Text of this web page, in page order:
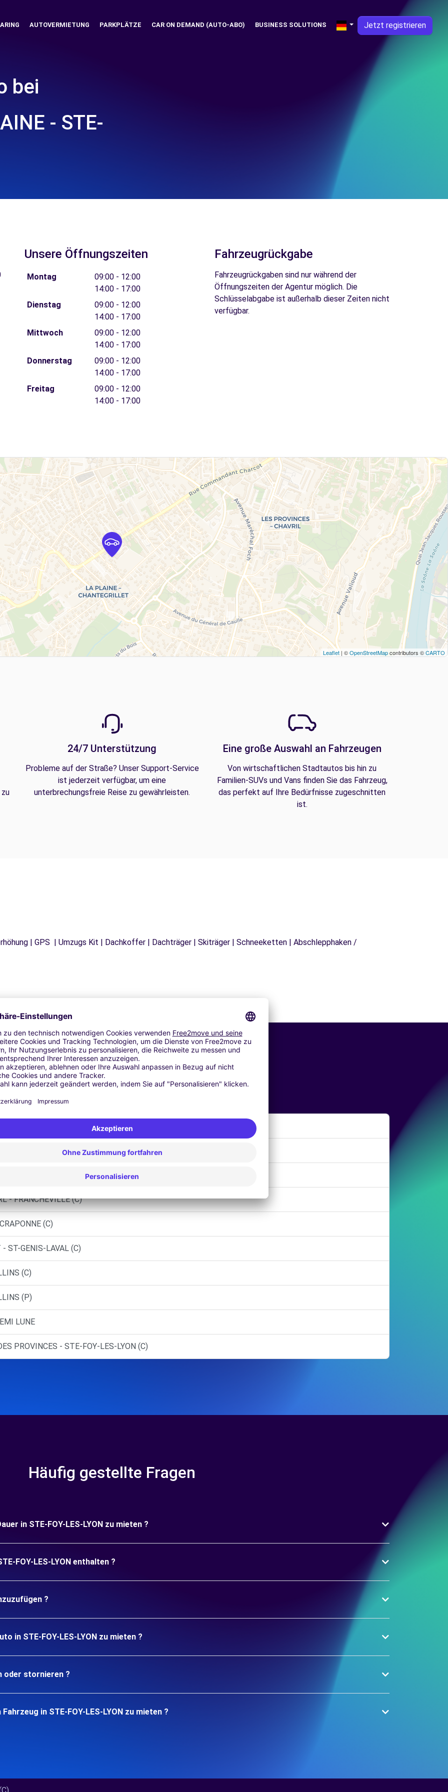
AUTOVERMIETUNG PARKPLÄTZE CAR ON DEMAND (AUTO-ABO) BUSINESS SOLUTIONS Jetzt registrieren
bei
- STE-
Unsere Öffnungszeiten
Montag
09:00 - 12:00
14:00 - 17:00
Dienstag
09:00 - 12:00
14:00 - 17:00
Mittwoch
09:00 - 12:00
14:00 - 17:00
Donnerstag
09:00 - 12:00
14:00 - 17:00
Freitag
09:00 - 12:00
14:00 - 17:00
Fahrzeugrückgabe
Fahrzeugrückgaben sind nur während der
Öffnungszeiten der Agentur möglich. Die
Schlüsselabgabe ist außerhalb dieser Zeiten nicht
verfügbar.
Leaflet | ©OpenStreetMapcontributors ©CARTO
24/7 Unterstützung
Probleme auf der Straße? Unser Support-Service
ist jederzeit verfügbar, um eine
unterbrechungsfreie Reise zu gewährleisten.
Eine große Auswahl an Fahrzeugen
Von wirtschaftlichen Stadtautos bis hin zu
Familien-SUVs und Vans finden Sie das Fahrzeug,
das perfekt auf Ihre Bedürfnisse zugeschnitten
ist.
| GPS | Umzugs Kit | Dachkoffer | Dachträger | Skiträger | Schneeketten | Abschlepphaken /
Ähnliche Agenturen
- TASSIN LA DEMI LUNE (P)
- FRANCHEVILLE (C)
(C)
ST-GENIS-LAVAL (C)
(C)
(P)
LUNE
PROVINCES - STE-FOY-LES-LYON (C)
Häufig gestellte Fragen
in STE-FOY-LES-LYON zu mieten ?
FOY-LES-LYON enthalten ?
?
in STE-FOY-LES-LYON zu mieten ?
oder stornieren ?
in STE-FOY-LES-LYON zu mieten ?